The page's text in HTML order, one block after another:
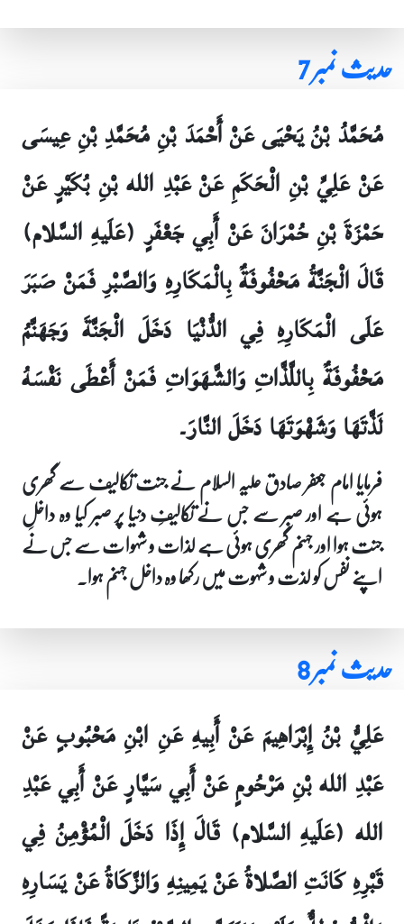
حدیث نمبر 7
مُحَمَّدُ بْنُ يَحْيَى عَنْ أَحْمَدَ بْنِ مُحَمَّدِ بْنِ عِيسَى
عَنْ عَلِيِّ بْنِ الْحَكَمِ عَنْ عَبْدِ الله بْنِ بُكَيْرٍ عَنْ
حَمْزَةَ بْنِ حُمْرَانَ عَنْ أَبِي جَعْفَرٍ (عَلَيهِ السَّلام)
قَالَ الْجَنَّةُ مَحْفُوفَةٌ بِالْمَكَارِهِ وَالصَّبْرِ فَمَنْ صَبَرَ
عَلَى الْمَكَارِهِ فِي الدُّنْيَا دَخَلَ الْجَنَّةَ وَجَهَنَّمُ
مَحْفُوفَةٌ بِاللَّذَّاتِ وَالشَّهَوَاتِ فَمَنْ أَعْطَى نَفْسَهُ
لَذَّتَهَا وَشَهْوَتَهَا دَخَلَ النَّارَ۔
فرمایا امام جعفر صادق علیہ السلام نے جنت تکالیف سے گھری
ہوئی ہے اور صبر سے جس نے تکالیفِ دنیا پر صبر کیا وہ داخلِ
جنت ہوا اور جہنم گھری ہوئی ہے لذات و شہوات سے جس نے
اپنے نفس کو لذت و شہوت میں رکھا وہ داخل جہنم ہوا۔
حدیث نمبر 8
عَلِيُّ بْنُ إِبْرَاهِيمَ عَنْ أَبِيهِ عَنِ ابْنِ مَحْبُوبٍ عَنْ
عَبْدِ الله بْنِ مَرْحُومٍ عَنْ أَبِي سَيَّارٍ عَنْ أَبِي عَبْدِ
الله (عَلَيهِ السَّلام) قَالَ إِذَا دَخَلَ الْمُؤْمِنُ فِي
قَبْرِهِ كَانَتِ الصَّلاةُ عَنْ يَمِينِهِ وَالزَّكَاةُ عَنْ يَسَارِهِ